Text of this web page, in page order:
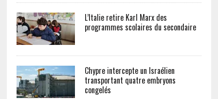
L’Italie retire Karl Marx des
programmes scolaires du secondaire
Chypre intercepte un Israélien
transportant quatre embryons
congelés